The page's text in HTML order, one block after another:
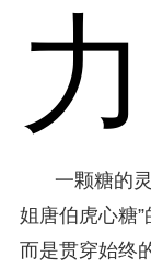
力
一颗糖的
姐唐伯虎心糖”
而是贯穿始终